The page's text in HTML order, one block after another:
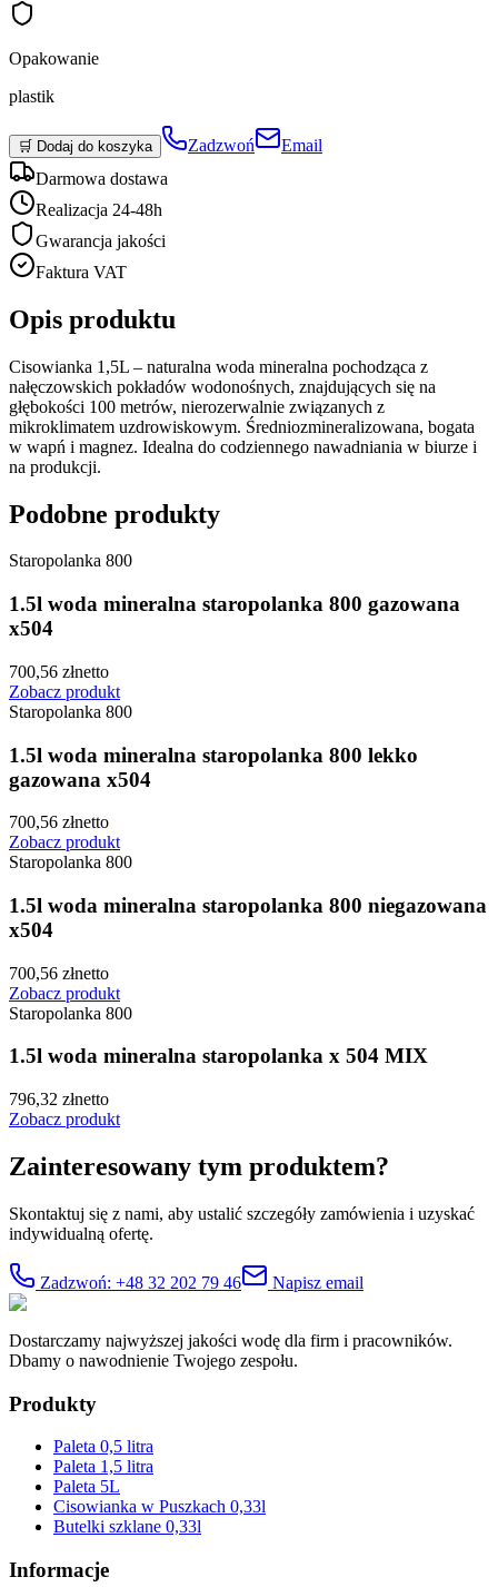
Opakowanie
plastik
🛒 Dodaj do koszyka Zadzwoń
Email
Darmowa dostawa
Realizacja 24-48h
Gwarancja jakości
Faktura VAT
Opis produktu
Cisowianka 1,5L – naturalna woda mineralna pochodząca z
nałęczowskich pokładów wodonośnych, znajdujących się na
głębokości 100 metrów, nierozerwalnie związanych z
mikroklimatem uzdrowiskowym. Średniozmineralizowana, bogata
w wapń i magnez. Idealna do codziennego nawadniania w biurze i
na produkcji.
Podobne produkty
Staropolanka 800
1.5l woda mineralna staropolanka 800 gazowana
x504
700,56 złnetto
Zobacz produkt
Staropolanka 800
1.5l woda mineralna staropolanka 800 lekko
gazowana x504
700,56 złnetto
Zobacz produkt
Staropolanka 800
1.5l woda mineralna staropolanka 800 niegazowana
x504
700,56 złnetto
Zobacz produkt
Staropolanka 800
1.5l woda mineralna staropolanka x 504 MIX
796,32 złnetto
Zobacz produkt
Zainteresowany tym produktem?
Skontaktuj się z nami, aby ustalić szczegóły zamówienia i uzyskać
indywidualną ofertę.
Zadzwoń: +48 32 202 79 46 Napisz email
Dostarczamy najwyższej jakości wodę dla firm i pracowników.
Dbamy o nawodnienie Twojego zespołu.
Produkty
Paleta 0,5 litra
Paleta 1,5 litra
Paleta 5L
Cisowianka w Puszkach 0,33l
Butelki szklane 0,33l
Informacje